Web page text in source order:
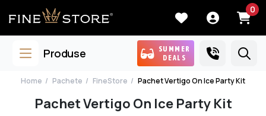
0
Produse
SUMMER
DEALS
Home Pachete FineStore Pachet Vertigo On Ice Party Kit
Pachet Vertigo On Ice Party Kit